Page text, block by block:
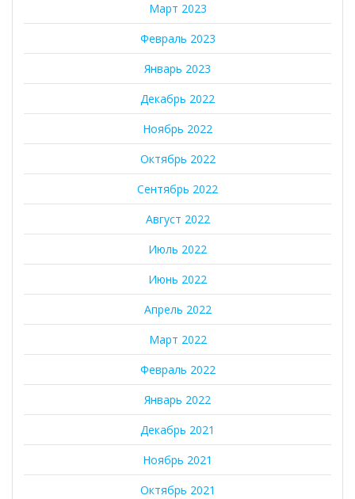
Март 2023
Февраль 2023
Январь 2023
Декабрь 2022
Ноябрь 2022
Октябрь 2022
Сентябрь 2022
Август 2022
Июль 2022
Июнь 2022
Апрель 2022
Март 2022
Февраль 2022
Январь 2022
Декабрь 2021
Ноябрь 2021
Октябрь 2021